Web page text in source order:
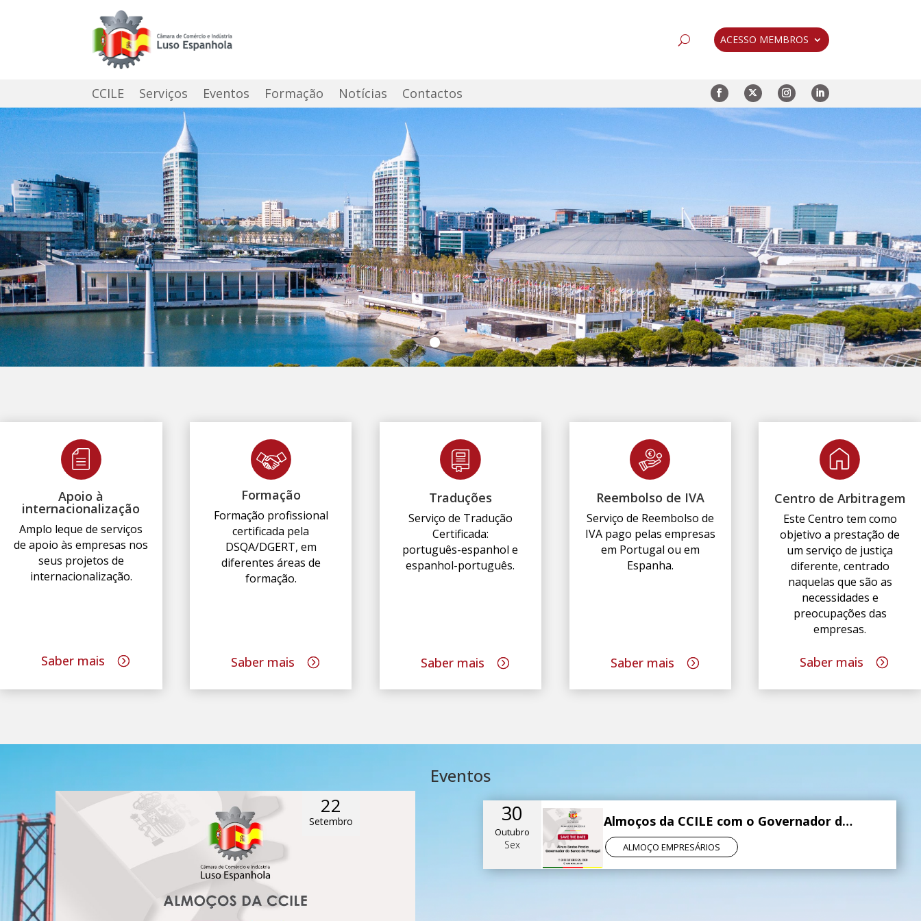
ACESSO MEMBROS
CCILE Serviços Eventos Formação Notícias Contactos
Apoio à
internacionalização
Amplo leque de serviços
de apoio às empresas nos
seus projetos de
internacionalização.
Saber mais
Formação
Formação profissional
certificada pela
DSQA/DGERT, em
diferentes áreas de
formação.
Saber mais
Traduções
Serviço de Tradução
Certificada:
português-espanhol e
espanhol-português.
Saber mais
Reembolso de IVA
Serviço de Reembolso de
IVA pago pelas empresas
em Portugal ou em
Espanha.
Saber mais
Centro de Arbitragem
Este Centro tem como
objetivo a prestação de
um serviço de justiça
diferente, centrado
naquelas que são as
necessidades e
preocupações das
empresas.
Saber mais
Eventos
22
Setembro 30
Outubro
Sex
Almoços da CCILE com o Governador do Banco de Portugal, Álvaro Santos Pereira
ALMOÇO EMPRESÁRIOS